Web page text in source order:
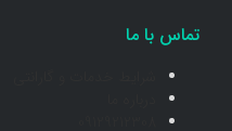
تماس با ما